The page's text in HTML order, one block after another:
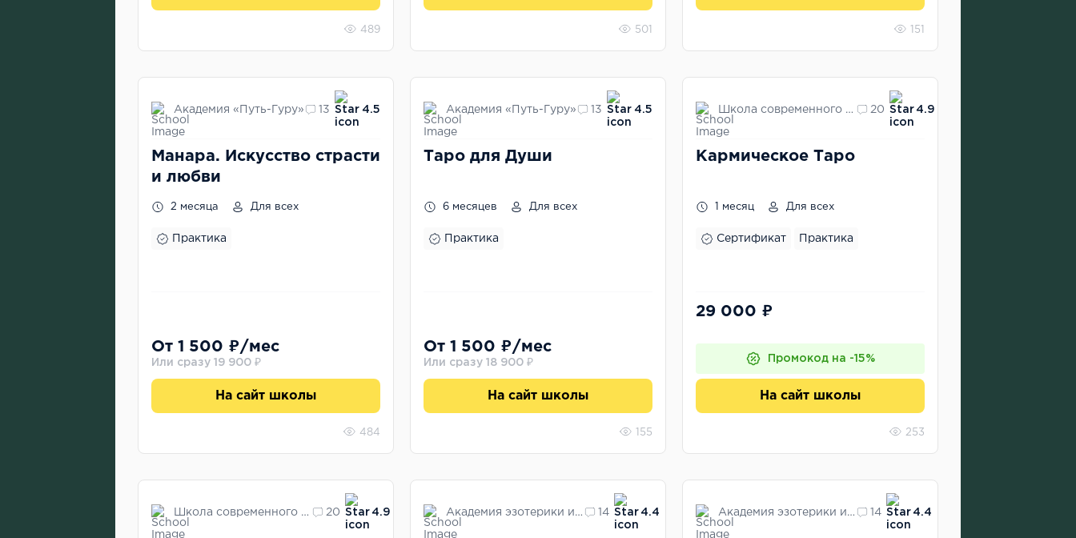
489 501 151
Академия «Путь-Гуру» 13 4.5
Манара. Искусство страсти
и любви
2 месяца Для всех
Практика
От 1 500 ₽/мес
Или сразу 19 900 ₽
На сайт школы
484
Академия «Путь-Гуру» 13 4.5
Таро для Души
6 месяцев Для всех
Практика
От 1 500 ₽/мес
Или сразу 18 900 ₽
На сайт школы
155
Школа современного Таро "Eridan" 20 4.9
Кармическое Таро
1 месяц Для всех
Сертификат Практика
29 000 ₽
Промокод на -15%
На сайт школы
253
Школа современного Таро "Eridan" 20 4.9 Академия эзотерики и астрологии Элара 14 4.4 Академия эзотерики и астрологии Элара 14 4.4